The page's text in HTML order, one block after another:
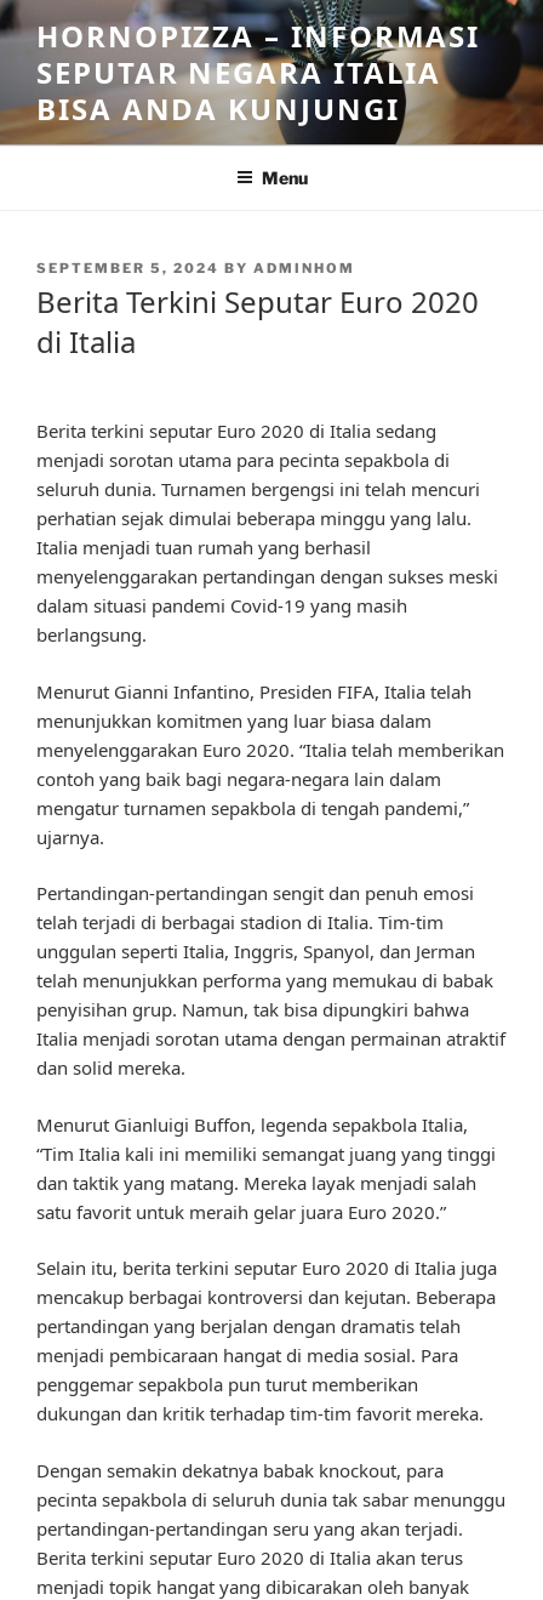
Skip
to
content
HORNOPIZZA – INFORMASI
SEPUTAR NEGARA ITALIA
BISA ANDA KUNJUNGI
Menu
POSTED
SEPTEMBER 5, 2024 BY ADMINHOM
Berita Terkini Seputar Euro 2020
di Italia
Berita terkini seputar Euro 2020 di Italia sedang
menjadi sorotan utama para pecinta sepakbola di
seluruh dunia. Turnamen bergengsi ini telah mencuri
perhatian sejak dimulai beberapa minggu yang lalu.
Italia menjadi tuan rumah yang berhasil
menyelenggarakan pertandingan dengan sukses meski
dalam situasi pandemi Covid-19 yang masih
berlangsung.
Menurut Gianni Infantino, Presiden FIFA, Italia telah
menunjukkan komitmen yang luar biasa dalam
menyelenggarakan Euro 2020. “Italia telah memberikan
contoh yang baik bagi negara-negara lain dalam
mengatur turnamen sepakbola di tengah pandemi,”
ujarnya.
Pertandingan-pertandingan sengit dan penuh emosi
telah terjadi di berbagai stadion di Italia. Tim-tim
unggulan seperti Italia, Inggris, Spanyol, dan Jerman
telah menunjukkan performa yang memukau di babak
penyisihan grup. Namun, tak bisa dipungkiri bahwa
Italia menjadi sorotan utama dengan permainan atraktif
dan solid mereka.
Menurut Gianluigi Buffon, legenda sepakbola Italia,
“Tim Italia kali ini memiliki semangat juang yang tinggi
dan taktik yang matang. Mereka layak menjadi salah
satu favorit untuk meraih gelar juara Euro 2020.”
Selain itu, berita terkini seputar Euro 2020 di Italia juga
mencakup berbagai kontroversi dan kejutan. Beberapa
pertandingan yang berjalan dengan dramatis telah
menjadi pembicaraan hangat di media sosial. Para
penggemar sepakbola pun turut memberikan
dukungan dan kritik terhadap tim-tim favorit mereka.
Dengan semakin dekatnya babak knockout, para
pecinta sepakbola di seluruh dunia tak sabar menunggu
pertandingan-pertandingan seru yang akan terjadi.
Berita terkini seputar Euro 2020 di Italia akan terus
menjadi topik hangat yang dibicarakan oleh banyak